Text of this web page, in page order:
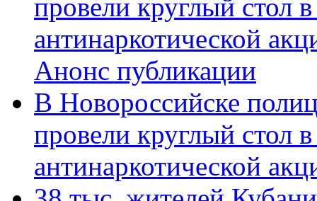
провели круглый стол
антинаркотической
Анонс публикации
В Новороссийске
провели круглый стол
антинаркотической